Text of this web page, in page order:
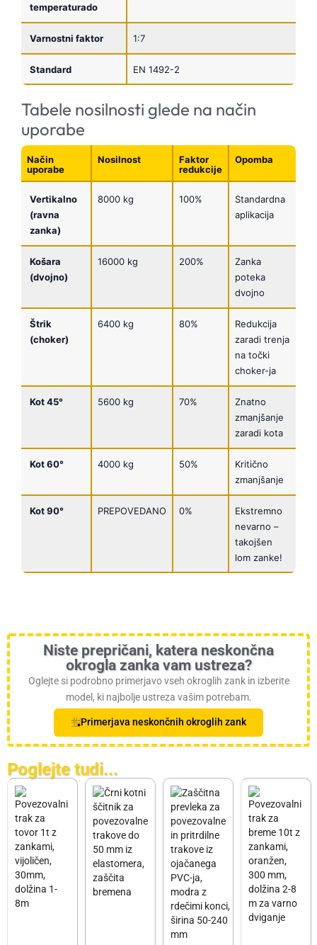
temperaturado
Varnostni faktor 1:7
Standard EN 1492-2
Tabele nosilnosti glede na način
uporabe
Način
uporabe
Nosilnost
Faktor
redukcije
Opomba
Vertikalno
(ravna
zanka)
8000 kg 100%
Standardna
aplikacija
Košara
(dvojno)
16000 kg 200%
Zanka
poteka
dvojno
Štrik
(choker)
6400 kg 80%
Redukcija
zaradi trenja
na točki
choker-ja
Kot 45° 5600 kg 70%
Znatno
zmanjšanje
zaradi kota
Kot 60° 4000 kg 50%
Kritično
zmanjšanje
Kot 90° PREPOVEDANO 0%
Ekstremno
nevarno –
takojšen
lom zanke!
Niste prepričani, katera neskončna
okrogla zanka vam ustreza?
Oglejte si podrobno primerjavo vseh okroglih zank in izberite
model, ki najbolje ustreza vašim potrebam.
Primerjava neskončnih okroglih zank
Poglejte tudi...